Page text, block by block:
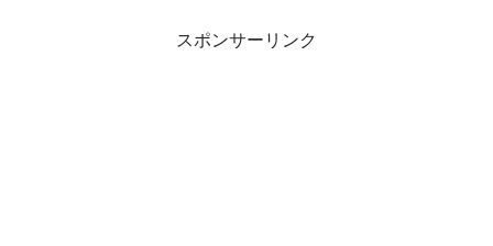
スポンサーリンク